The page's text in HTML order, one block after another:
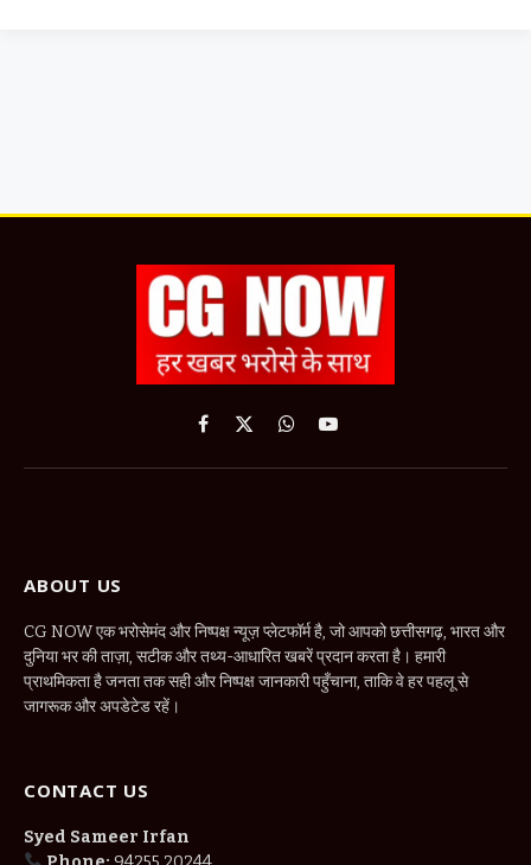
Facebook
X
WhatsApp
YouTube
ABOUT US
CG NOW एक भरोसेमंद और निष्पक्ष न्यूज़ प्लेटफॉर्म है, जो आपको छत्तीसगढ़, भारत और
दुनिया भर की ताज़ा, सटीक और तथ्य-आधारित खबरें प्रदान करता है। हमारी
प्राथमिकता है जनता तक सही और निष्पक्ष जानकारी पहुँचाना, ताकि वे हर पहलू से
जागरूक और अपडेटेड रहें।
CONTACT US
Syed Sameer Irfan